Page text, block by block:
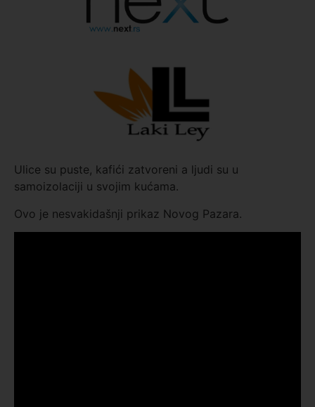
Ulice su puste, kafići zatvoreni a ljudi su u
samoizolaciji u svojim kućama.
Ovo je nesvakidašnji prikaz Novog Pazara.